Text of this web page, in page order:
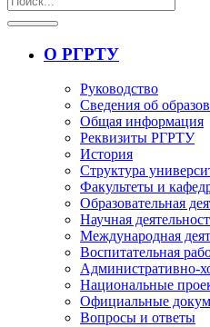
О РГРТУ
Руководство
Сведения об
Общая информация
Реквизиты РГРТУ
История
Структура
Факультеты и
Образовательная
Научная
Международная
Воспитательная
Административно-
Национальные
Официальные
Вопросы и ответы